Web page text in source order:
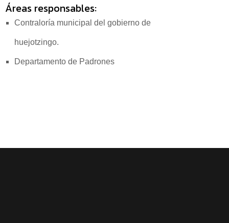
Áreas responsables:
Contraloría municipal del gobierno de
huejotzingo.
Departamento de Padrones